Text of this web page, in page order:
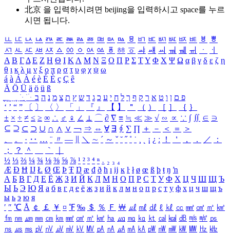
北京 을 입력하시려면 beijing을 입력하시고 space를 누르
시면 됩니다.
ㅥ ㅦ ㅧ ㅨ ㅩ ㅪ ㅫ ㅬ ㅭ ㅮ ㅯ ㅰ ㅱ ㅲ ㅳ ㅴ ㅵ ㅶ ㅷ ㅸ
ㅹ
ㅺ ㅻ ㅼ ㅽ ㅾ ㅿ ㆀ ㆁ ㆂ ㆃ ㆄ ㆅ ㆆ ㆇ ㆈ ㆉ ㆊ ㆋ ㆌ ㆍ
ㆎ
Α Β ΓΔ Ε Ζ Η Θ Ι ΚΛ Μ Ν Ξ Ο Π Ρ Σ ΤΥ Φ Χ Ψ Ω α β γ δ ε ζ η
θ ι κ λ μ ν ξ ο π ρ σ τ υ φ χ ψ ω
á à Á À é è É È ç Ç ê
Ä Ö Ü ä ö ü ß
ִֶֹ ֻּ ׁׂ פ ם ן ו ט א ר ק ף ך ל ח י ע כ ג ד ש ץ ת צ מ נ ה ב
‘ ’ “ ” 〔 〕 〈 〉 「 」 『 』 【 】 ＂ （ ） ［ ］ ｛ ｝
± × ÷ ≠ ≤ ≥ ∞ ∴ ♂ ♀ ∠ ⊥ ⌒ ∂ ∇ ≡ ≒ ≪ ≫ √ ∽ ∝ ∵ ∫ ∬ ∈ ∋
⊆ ⊇ ⊂ ⊃ ∪ ∩ ∧ ∨ ￢ ⇒ ⇔ ∀ ∃ ∮ ∑ ∏ ＋ － ＜ ＝
＞
、
。 · ‥ … ¨ 〃 ― ＼ ∼ ´ ～ ˇ ˘ ˝ ˚ ˙ ¸ ¡ ¿ ː ！ ＇ ， ． ／
：
；
？ ＾ ｀
½ ⅓ ⅔ ¼ ¾ ⅛ ⅜ ⅝ ⅞ ¹ ² ³ ⁴ ⁿ ₁ ₂ ₃ ₄
Æ Ð Ħ Ĳ Ł Ø Œ Þ Ŧ Ŋ æ đ ð ħ ı ĳ ĸ ŀ ł ø œ ß þ ŧ ŋ ŉ
А Б В Г Д Е Ё Ж З И Й К Л М Н О П Р С Т У Ф Х Ц Ч Ш Щ Ъ
Ы Ь Э Ю Я а б в г д е ё ж з и й к л м н о п р с т у ф х ц ч ш щ ъ
ы ь э ю я
′ ″ ℃ Å ￠ ￡ ￥ ¤ ℉ ‰ ＄ ％ Ｆ ￦ ㎕ ㎖ ㎗ ℓ ㎘ ㏄ ㎣ ㎤ ㎥ ㎦
㎙ ㎚ ㎛ ㎜ ㎝ ㎞ ㎟ ㎠ ㎡ ㎢ ㏊ ㎍ ㎎ ㎏ ㏏ ㎈ ㎉ ㏈ ㎧ ㎨ ㎰
㎱ ㎲ ㎳ ㎴ ㎵ ㎶ ㎷ ㎸ ㎹ ㎀ ㎁ ㎂ ㎃ ㎄ ㎺ ㎻ ㎽ ㎾ ㎿ ㎐ ㎑